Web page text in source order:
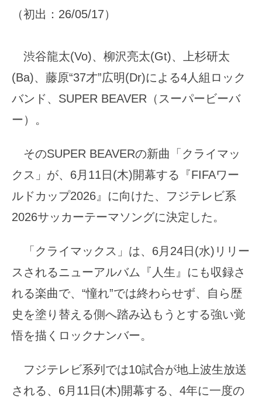
（初出：26/05/17）
渋谷龍太(Vo)、柳沢亮太(Gt)、上杉研太
(Ba)、藤原“37才”広明(Dr)による4人組ロック
バンド、SUPER BEAVER（スーパービーバ
ー）。
そのSUPER BEAVERの新曲「クライマッ
クス」が、6月11日(木)開幕する『FIFAワー
ルドカップ2026』に向けた、フジテレビ系
2026サッカーテーマソングに決定した。
「クライマックス」は、6月24日(水)リリー
スされるニューアルバム『人生』にも収録さ
れる楽曲で、“憧れ”では終わらせず、自ら歴
史を塗り替える側へ踏み込もうとする強い覚
悟を描くロックナンバー。
フジテレビ系列では10試合が地上波生放送
される、6月11日(木)開幕する、4年に一度の